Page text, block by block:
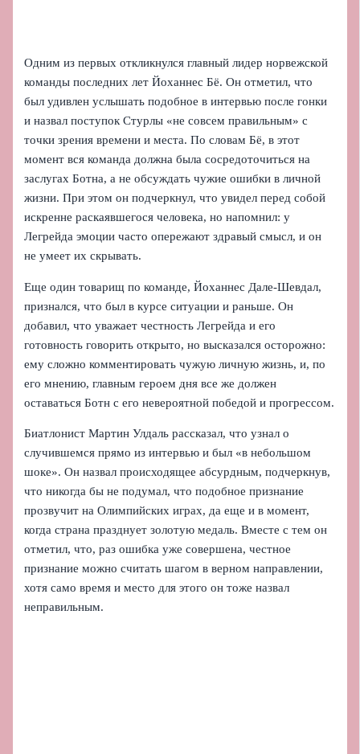
Одним из первых откликнулся главный лидер норвежской
команды последних лет Йоханнес Бё. Он отметил, что
был удивлен услышать подобное в интервью после гонки
и назвал поступок Стурлы «не совсем правильным» с
точки зрения времени и места. По словам Бё, в этот
момент вся команда должна была сосредоточиться на
заслугах Ботна, а не обсуждать чужие ошибки в личной
жизни. При этом он подчеркнул, что увидел перед собой
искренне раскаявшегося человека, но напомнил: у
Легрейда эмоции часто опережают здравый смысл, и он
не умеет их скрывать.
Еще один товарищ по команде, Йоханнес Дале-Шевдал,
признался, что был в курсе ситуации и раньше. Он
добавил, что уважает честность Легрейда и его
готовность говорить открыто, но высказался осторожно:
ему сложно комментировать чужую личную жизнь, и, по
его мнению, главным героем дня все же должен
оставаться Ботн с его невероятной победой и прогрессом.
Биатлонист Мартин Улдаль рассказал, что узнал о
случившемся прямо из интервью и был «в небольшом
шоке». Он назвал происходящее абсурдным, подчеркнув,
что никогда бы не подумал, что подобное признание
прозвучит на Олимпийских играх, да еще и в момент,
когда страна празднует золотую медаль. Вместе с тем он
отметил, что, раз ошибка уже совершена, честное
признание можно считать шагом в верном направлении,
хотя само время и место для этого он тоже назвал
неправильным.